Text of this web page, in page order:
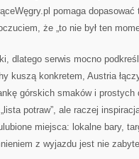
pomaga
że „to nie był ten
dlatego serwis mocno
kuszą konkretem, Austria
górskich smaków i
potraw”, ale raczej
miejsca: lokalne bary,
z wyjazdu jest nie